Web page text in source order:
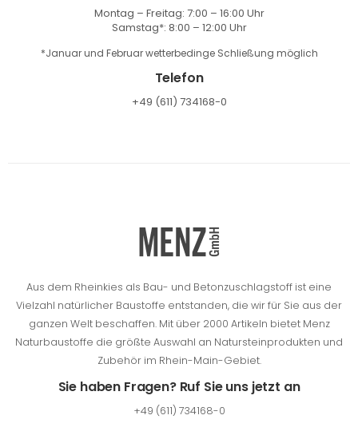
Montag – Freitag: 7:00 – 16:00 Uhr
Samstag*: 8:00 – 12:00 Uhr
*Januar und Februar wetterbedinge Schließung möglich
Telefon
+49 (611) 734168-0
Aus dem Rheinkies als Bau- und Betonzuschlagstoff ist eine
Vielzahl natürlicher Baustoffe entstanden, die wir für Sie aus der
ganzen Welt beschaffen. Mit über 2000 Artikeln bietet Menz
Naturbaustoffe die größte Auswahl an Natursteinprodukten und
Zubehör im Rhein-Main-Gebiet.
Sie haben Fragen? Ruf Sie uns jetzt an
+49 (611) 734168-0